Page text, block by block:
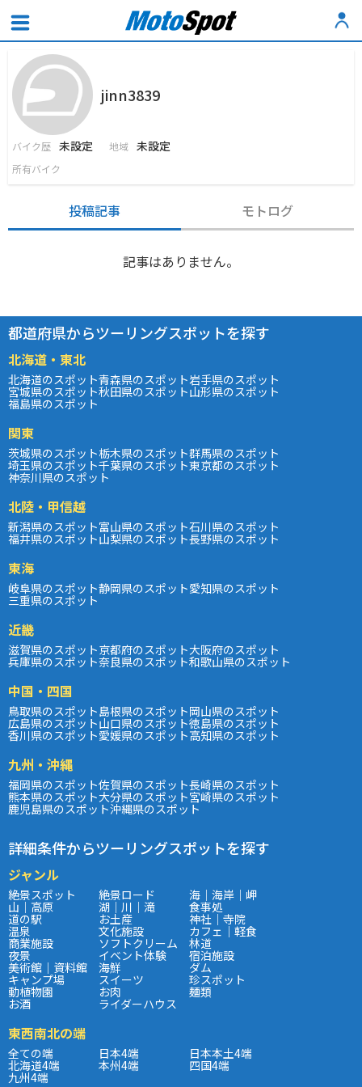
jinn3839
バイク歴 未設定 地域 未設定
所有バイク
投稿記事 モトログ
記事はありません。
都道府県からツーリングスポットを探す
北海道・東北
北海道のスポット青森県のスポット岩手県のスポット
宮城県のスポット秋田県のスポット山形県のスポット
福島県のスポット
関東
茨城県のスポット栃木県のスポット群馬県のスポット
埼玉県のスポット千葉県のスポット東京都のスポット
神奈川県のスポット
北陸・甲信越
新潟県のスポット富山県のスポット石川県のスポット
福井県のスポット山梨県のスポット長野県のスポット
東海
岐阜県のスポット静岡県のスポット愛知県のスポット
三重県のスポット
近畿
滋賀県のスポット京都府のスポット大阪府のスポット
兵庫県のスポット奈良県のスポット和歌山県のスポット
中国・四国
鳥取県のスポット島根県のスポット岡山県のスポット
広島県のスポット山口県のスポット徳島県のスポット
香川県のスポット愛媛県のスポット高知県のスポット
九州・沖縄
福岡県のスポット佐賀県のスポット長崎県のスポット
熊本県のスポット大分県のスポット宮崎県のスポット
鹿児島県のスポット沖縄県のスポット
詳細条件からツーリングスポットを探す
ジャンル
絶景スポット 絶景ロード 海｜海岸｜岬
山｜高原 湖｜川｜滝 食事処
道の駅 お土産 神社｜寺院
温泉 文化施設 カフェ｜軽食
商業施設 ソフトクリーム 林道
夜景 イベント体験 宿泊施設
美術館｜資料館 海鮮 ダム
キャンプ場 スイーツ 珍スポット
動植物園 お肉 麺類
お酒 ライダーハウス
東西南北の端
全ての端 日本4端 日本本土4端
北海道4端 本州4端 四国4端
九州4端